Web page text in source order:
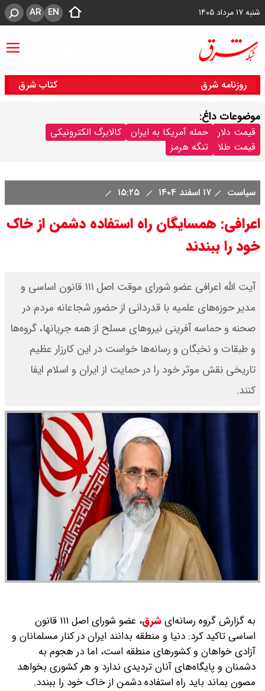
شنبه ۱۷ مرداد ۱۴۰۵ EN
AR
روزنامه شرق کتاب شرق
موضوعات داغ:
قیمت دلار حمله آمریکا به ایران
کالابرگ الکترونیکی
قیمت طلا
تنگه هرمز
سیاست ۱۷ اسفند ۱۴۰۴
اعرافی: همسایگان راه استفاده دشمن از خاک
خود را ببندند
آیت الله اعرافی عضو شورای موقت اصل ۱۱۱ قانون اساسی و
مدیر حوزه‌های علمیه با قدردانی از حضور شجاعانه مردم در
صحنه و حماسه آفرینی نیرو‌های مسلح از همه جریانها، گروه‌ها
و طبقات و نخبگان و رسانه‌ها خواست در این کارزار عظیم
تاریخی نقش موثر خود را در حمایت از ایران و اسلام ایفا
کنند.
به گزارش گروه رسانه‌ایشرق،
عضو شورای اصل ۱۱۱ قانون
اساسی تاکید کرد: دنیا و منطقه بدانند ایران در کنار مسلمانان و
آزادی خواهان و کشور‌های منطقه است، اما در هجوم به
دشمنان و پایگاه‌های آنان تردیدی ندارد و هر کشوری بخواهد
مصون بماند باید راه استفاده دشمن از خاک خود را ببندد.